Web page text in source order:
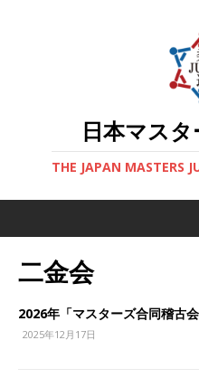
日本マス
THE JAPAN MASTERS
二金会
2026年「マスターズ合同稽古
2025年12月17日